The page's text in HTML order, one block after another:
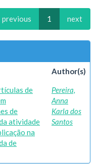
previous 1 next
Author(s)
de
de
atividade
na
de
Pereira,
Anna
Karla dos
Santos